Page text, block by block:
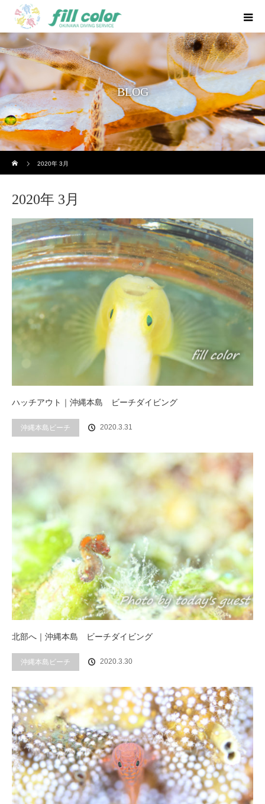
BLOG
2020年 3月
2020年 3月
ハッチアウト｜沖縄本島 ビーチダイビング
沖縄本島ビーチ 2020.3.31
北部へ｜沖縄本島 ビーチダイビング
沖縄本島ビーチ 2020.3.30